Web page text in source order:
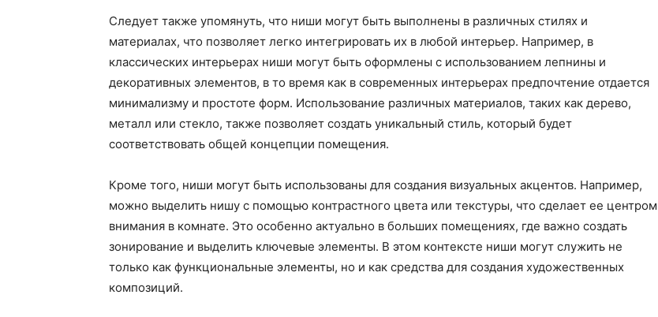
Следует также упомянуть, что ниши могут быть выполнены в различных стилях и
материалах, что позволяет легко интегрировать их в любой интерьер. Например, в
классических интерьерах ниши могут быть оформлены с использованием лепнины и
декоративных элементов, в то время как в современных интерьерах предпочтение отдается
минимализму и простоте форм. Использование различных материалов, таких как дерево,
металл или стекло, также позволяет создать уникальный стиль, который будет
соответствовать общей концепции помещения.
Кроме того, ниши могут быть использованы для создания визуальных акцентов. Например,
можно выделить нишу с помощью контрастного цвета или текстуры, что сделает ее центром
внимания в комнате. Это особенно актуально в больших помещениях, где важно создать
зонирование и выделить ключевые элементы. В этом контексте ниши могут служить не
только как функциональные элементы, но и как средства для создания художественных
композиций.